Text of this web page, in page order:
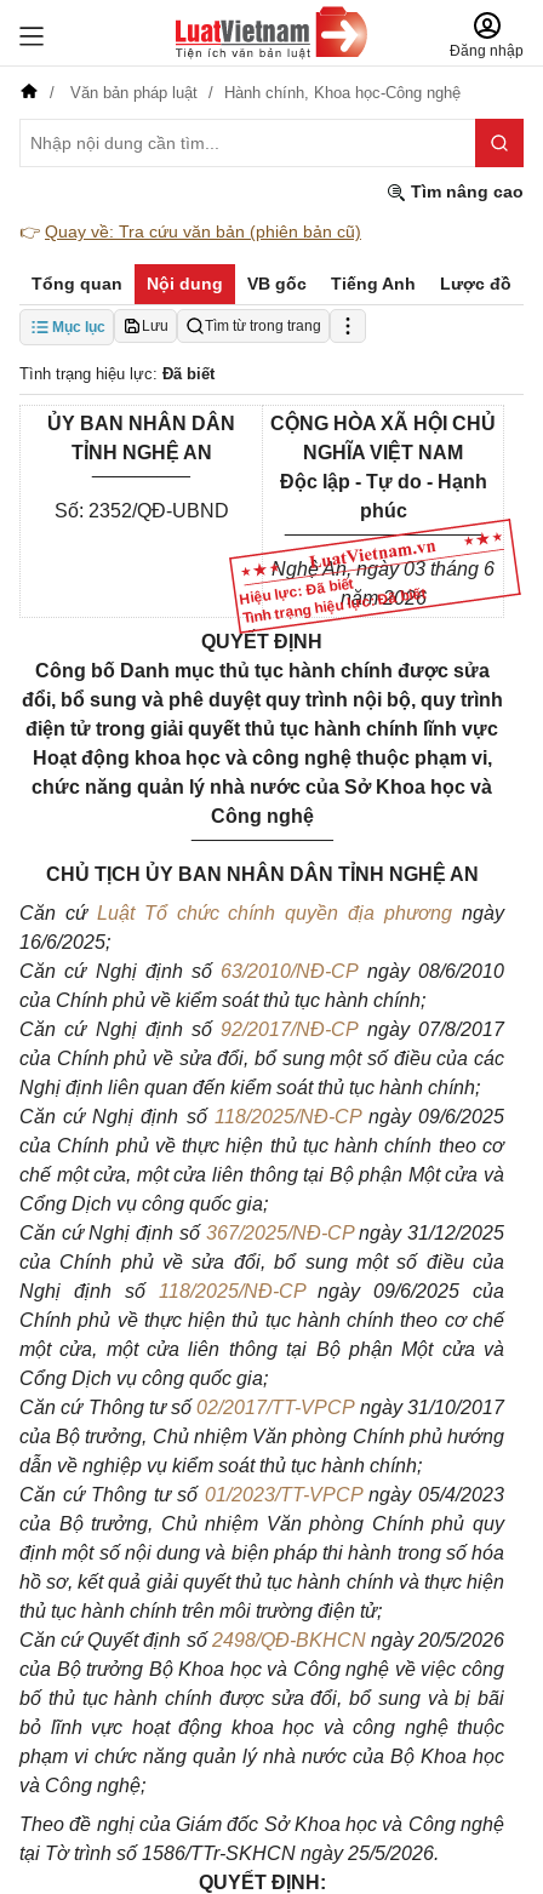
Đăng nhập
Văn bản pháp luật Hành chính, Khoa học-Công nghệ
Tìm nâng cao
👉 Quay về: Tra cứu văn bản (phiên bản cũ)
Tổng quan Nội dung VB gốc Tiếng Anh Lược đồ
Mục lục Lưu Tìm từ trong trang
Tình trạng hiệu lực: Đã biết
Hiệu lực: Đã biết
Tình trạng hiệu lực: Đã biết
ỦY BAN NHÂN DÂN
TỈNH NGHỆ AN
_________
Số: 2352/QĐ-UBND
CỘNG HÒA XÃ HỘI CHỦ
NGHĨA VIỆT NAM
Độc lập - Tự do - Hạnh
phúc
__________________
Nghệ An, ngày 03 tháng 6
năm 2026
QUYẾT ĐỊNH
Công bố Danh mục thủ tục hành chính được sửa
đổi, bổ sung và phê duyệt quy trình nội bộ, quy trình
điện tử trong giải quyết thủ tục hành chính lĩnh vực
Hoạt động khoa học và công nghệ thuộc phạm vi,
chức năng quản lý nhà nước của Sở Khoa học và
Công nghệ
_____________
CHỦ TỊCH ỦY BAN NHÂN DÂN TỈNH NGHỆ AN
Căn cứ Luật Tổ chức chính quyền địa phương ngày
16/6/2025;
Căn cứ Nghị định số 63/2010/NĐ-CPngày 08/6/2010
của Chính phủ về kiểm soát thủ tục hành chính;
Căn cứ Nghị định số92/2017/NĐ-CPngày 07/8/2017
của Chính phủ về sửa đổi, bổ sung một số điều của các
Nghị định liên quan đến kiểm soát thủ tục hành chính;
Căn cứ Nghị định số 118/2025/NĐ-CPngày 09/6/2025
của Chính phủ về thực hiện thủ tục hành chính theo cơ
chế một cửa, một cửa liên thông tại Bộ phận Một cửa và
Cổng Dịch vụ công quốc gia;
Căn cứ Nghị định số 367/2025/NĐ-CPngày 31/12/2025
của Chính phủ về sửa đổi, bổ sung một số điều của
Nghị định số 118/2025/NĐ-CPngày 09/6/2025 của
Chính phủ về thực hiện thủ tục hành chính theo cơ chế
một cửa, một cửa liên thông tại Bộ phận Một cửa và
Cổng Dịch vụ công quốc gia;
Căn cứ Thông tư số02/2017/TT-VPCPngày 31/10/2017
của Bộ trưởng, Chủ nhiệm Văn phòng Chính phủ hướng
dẫn về nghiệp vụ kiểm soát thủ tục hành chính;
Căn cứ Thông tư số 01/2023/TT-VPCPngày 05/4/2023
của Bộ trưởng, Chủ nhiệm Văn phòng Chính phủ quy
định một số nội dung và biện pháp thi hành trong số hóa
hồ sơ, kết quả giải quyết thủ tục hành chính và thực hiện
thủ tục hành chính trên môi trường điện tử;
Căn cứ Quyết định số 2498/QĐ-BKHCNngày 20/5/2026
của Bộ trưởng Bộ Khoa học và Công nghệ về việc công
bố thủ tục hành chính được sửa đổi, bổ sung và bị bãi
bỏ lĩnh vực hoạt động khoa học và công nghệ thuộc
phạm vi chức năng quản lý nhà nước của Bộ Khoa học
và Công nghệ;
Theo đề nghị của Giám đốc Sở Khoa học và Công nghệ
tại Tờ trình số 1586/TTr-SKHCN ngày 25/5/2026.
QUYẾT ĐỊNH: